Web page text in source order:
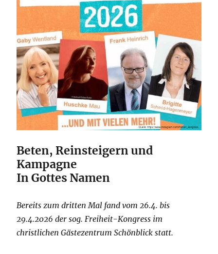
Beten, Reinsteigern und
Kampagne
In Gottes Namen
Bereits zum dritten Mal fand vom 26.4. bis
29.4.2026 der sog. Freiheit-Kongress im
christlichen Gästezentrum Schönblick statt.